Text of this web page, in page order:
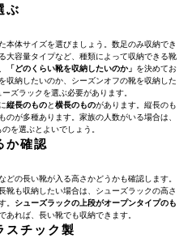
ぶ
本体サイズを選びましょう。数足のみ収納でき
大容量タイプなど、種類によって収納できる靴
「どのくらい靴を収納したいのか」 を決めてお
収納したいのか、シーズンオフの靴を収納した
ズラックを選ぶ必要があります。
縦長のものと横長のものがあります。縦長のも
が多種あります。家族の人数がいる場合は、
を選ぶとよいでしょう。
か確認
の長い靴が入る高さかどうかも確認します。
靴も収納したい場合は、シューズラックの高さ
。 シューズラックの上段がオープンタイプのも
あれば、長い靴でも収納できます。
スチック製